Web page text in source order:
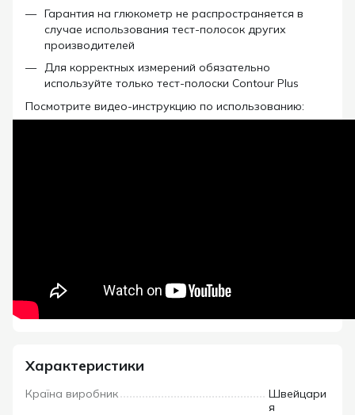
Гарантия на глюкометр не распространяется в
случае использования тест-полосок других
производителей
Для корректных измерений обязательно
используйте только тест-полоски Contour Plus
Посмотрите видео-инструкцию по использованию:
Характеристики
Країна виробник
Швейцари
я